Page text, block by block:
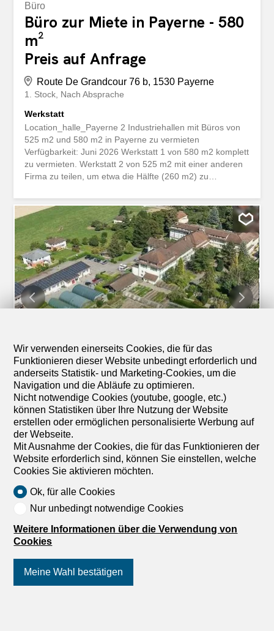
Büro
Büro zur Miete in Payerne - 580
m²
Preis auf Anfrage
Route De Grandcour 76 b, 1530 Payerne
1. Stock Nach Absprache
Werkstatt
Location_halle_Payerne 2 Industriehallen mit Büros von
525 m2 und 580 m2 in Payerne zu vermieten
Verfügbarkeit: Juni 2026 Werkstatt 1 von 580 m2 komplett
zu vermieten. Werkstatt 2 von 525 m2 mit einer anderen
Firma zu teilen, um etwa die Hälfte (260 m2) zu
Kompressor - Reinstwasser - 400 Ampere Strom
Werkstatt 2 zu teilen: - Küche – Meetingraum -
Kompressor - Reinstwasser - 400 Ampere Strom
Beschreibung: - Baujahr 2023 – 2025 - Fläche: 525 m2 -
Höhe: 10,50 m - Erdgeschoss - Ebenerdiger Zugang über
2 grosse Sektionaltore - EG: 3 Büros + eingerichtete
Küche + WC - 1. Stock: 2 Büros + Konferenzraum - 9
Parkplätze - Heizung mit Heizöl – Strom: 400 Ampere an
der Schalttafel - Installation von LEB-Lampen -
Baubewilligung vom 06.06.2025 Höhe 11 m2 - ECA-Wert:
Aktivitäten ausser Sport und Freizeit. Zugang: -...
1/5
Büro
Büro zur Miete in Montet
(Broye) - Ref 15881
Preis auf Anfrage
Nach Absprache
Büro 1 Zimmer
Verschiedene Büroflächen von 16m2 bis 100m2 Domaine
du Château Das ehemalige «Zentrum für Bildung und
der Gemeinde Les Montets übernommen. Das neue
Domaine du Château de Montet ist der neue Kern des
Zentrums von Montet. Das Domaine ist ein Ort für
Wir verwenden einerseits Cookies, die für das
Funktionieren dieser Website unbedingt erforderlich und
anderseits Statistik- und Marketing-Cookies, um die
Navigation und die Abläufe zu optimieren.
Nicht notwendige Cookies (youtube, google, etc.)
können Statistiken über Ihre Nutzung der Website
erstellen oder ermöglichen personalisierte Werbung auf
der Webseite.
Mit Ausnahme der Cookies, die für das Funktionieren der
Website erforderlich sind, können Sie einstellen, welche
Cookies Sie aktivieren möchten.
Ok, für alle Cookies
Nur unbedingt notwendige Cookies
Weitere Informationen über die Verwendung von
Cookies
Meine Wahl bestätigen